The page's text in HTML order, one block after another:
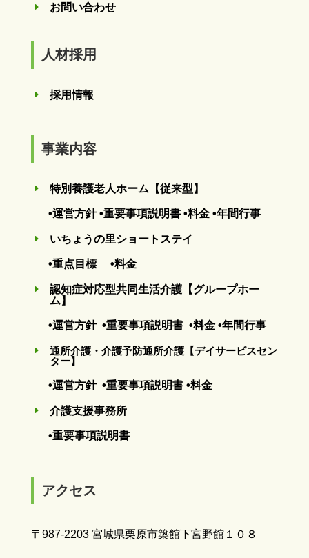
E お問い合わせ
人材採用
E 採用情報
事業内容
E 特別養護老人ホーム【従来型】
•運営方針 •重要事項説明書 •料金 •年間行事
E いちょうの里ショートステイ
•重点目標 •料金
E
認知症対応型共同生活介護【グループホー
ム】
•運営方針 •重要事項説明書 •料金 •年間行事
E
通所介護・介護予防通所介護【デイサービスセン
ター】
•運営方針 •重要事項説明書 •料金
E 介護支援事務所
•重要事項説明書
アクセス
〒987-2203 宮城県栗原市築館下宮野館１０８